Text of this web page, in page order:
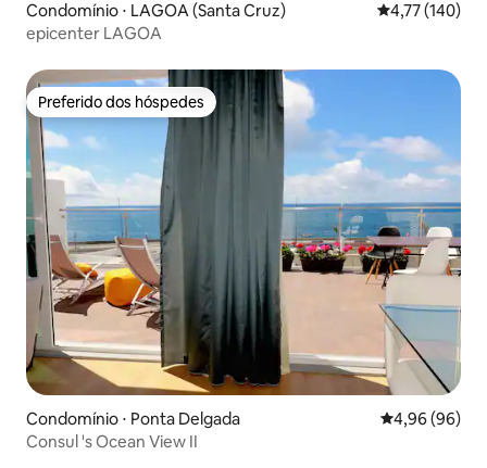
Condomínio ⋅ LAGOA (Santa Cruz) 4,77 de uma
4,77 (140)
epicenter LAGOA
Preferido dos hóspedes
Preferido dos hóspedes
Condomínio ⋅ Ponta Delgada 4,96 de uma
4,96 (96)
Consul 's Ocean View II